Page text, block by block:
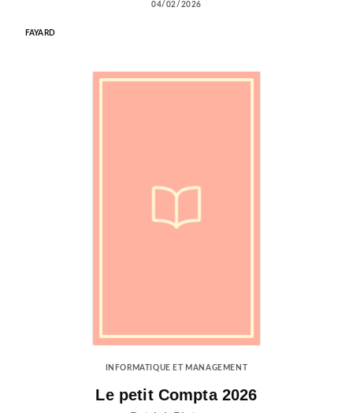
04/02/2026
FAYARD
INFORMATIQUE ET MANAGEMENT
Le petit Compta 2026